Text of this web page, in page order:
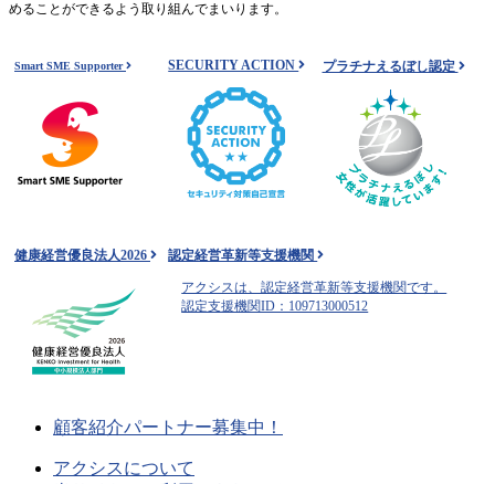
めることができるよう取り組んでまいります。
Smart SME Supporter SECURITY ACTION プラチナえるぼし認定
健康経営優良法人2026 認定経営革新等支援機関
アクシスは、認定経営革新等支援機関です。
認定支援機関ID：109713000512
顧客紹介パートナー募集中！
アクシスについて